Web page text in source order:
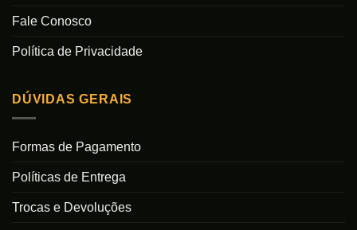
Fale Conosco
Política de Privacidade
DÚVIDAS GERAIS
Formas de Pagamento
Políticas de Entrega
Trocas e Devoluções